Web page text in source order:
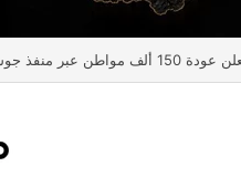
عبر منفذ جوسية مع لبنان